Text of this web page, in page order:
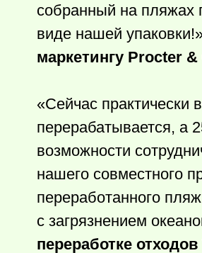
собранный на пляжах
виде нашей
маркетингу Procter
«Сейчас практически
перерабатывается, а
возможности
нашего совместного
переработанного
с загрязнением
переработке